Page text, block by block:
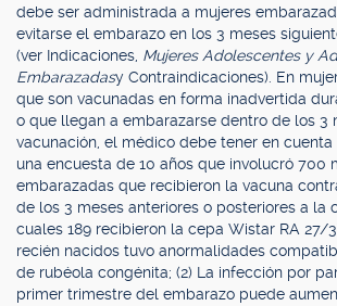
debe ser administrada a mujeres
evitarse el embarazo en los 3 meses
(ver Indicaciones, Mujeres Adolescentes y
Embarazadasy Contraindicaciones). En
que son vacunadas en forma inadvertida
o que llegan a embarazarse dentro de los 3
vacunación, el médico debe tener en cuenta
una encuesta de 10 años que involucró 700
embarazadas que recibieron la vacuna
de los 3 meses anteriores o posteriores a la
cuales 189 recibieron la cepa Wistar RA 27/
recién nacidos tuvo anormalidades
de rubéola congénita; (2) La infección por
primer trimestre del embarazo puede